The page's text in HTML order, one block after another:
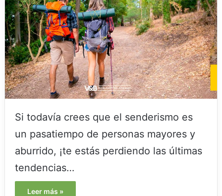
Si todavía crees que el senderismo es
un pasatiempo de personas mayores y
aburrido, ¡te estás perdiendo las últimas
tendencias…
Leer más »